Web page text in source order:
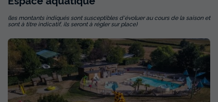
CHALET 6 personnes - Confort 30 m² 2
(les montants indiqués sont susceptibles d'évoluer au cours de la saison et
sont à titre indicatif, ils seront à régler sur place)